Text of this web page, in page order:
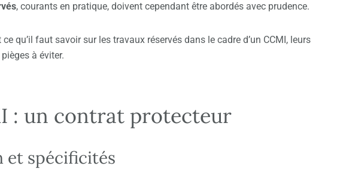
, courants en pratique, doivent cependant être abordés avec prudence.
qu’il faut savoir sur les travaux réservés dans le cadre d’un CCMI, leurs
à éviter.
: un contrat protecteur
et spécificités